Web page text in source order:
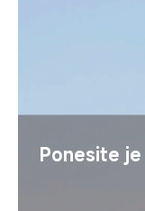
Ponesite